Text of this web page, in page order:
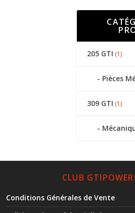
205 GTI (1)
Pièces
309 GTI (1)
CLUB
Conditions Générales de Vente